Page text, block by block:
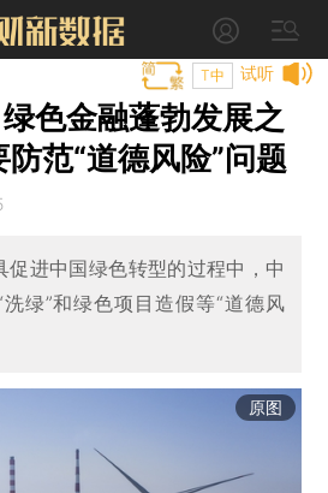
试听
T中
绿色金融蓬勃发展之
防范“道德风险”问题
促进中国绿色转型的过程中，中
绿”和绿色项目造假等“道德风
原图